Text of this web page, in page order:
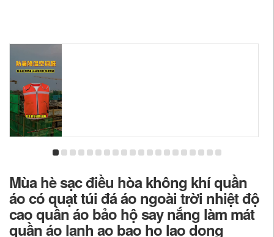
Mùa hè sạc điều hòa không khí quần
áo có quạt túi đá áo ngoài trời nhiệt độ
cao quần áo bảo hộ say nắng làm mát
quần áo lạnh ao bao ho lao dong